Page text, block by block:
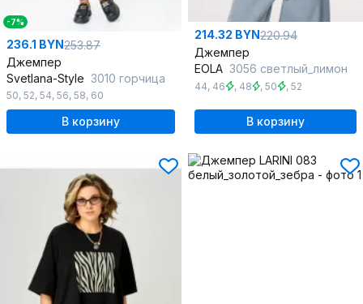
-7%
236.1 BYN253.87
Джемпер
Svetlana-Style 3010 горчица
50, 52, 54, 56, 58, 60
В корзину
214.32 BYN220.94
Джемпер
EOLA 3056 светлый_лимон
44, 46 , 48 , 50 , 52
В корзину